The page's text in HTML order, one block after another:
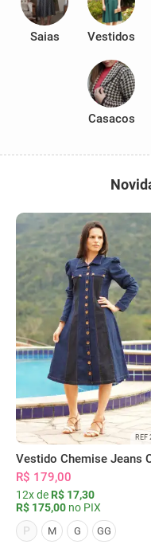
Saias Vestidos
Casacos
REF
R$ 179,00
12x de R$ 17,30
R$ 175,00 no PIX
P
M G GG